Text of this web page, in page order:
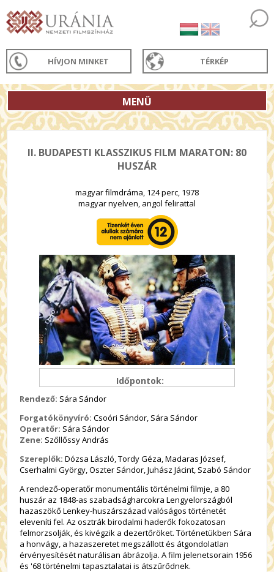
HÍVJON MINKET TÉRKÉP
MENÜ
II. BUDAPESTI KLASSZIKUS FILM MARATON: 80
HUSZÁR
magyar filmdráma, 124 perc, 1978
magyar nyelven, angol felirattal
Időpontok:
Rendező: Sára Sándor
Forgatókönyvíró: Csoóri Sándor, Sára Sándor
Operatőr: Sára Sándor
Zene: Szőllőssy András
Szereplők: Dózsa László, Tordy Géza, Madaras József,
Cserhalmi György, Oszter Sándor, Juhász Jácint, Szabó Sándor
A rendező-operatőr monumentális történelmi filmje, a 80
huszár az 1848-as szabadságharcokra Lengyelországból
hazaszökő Lenkey-huszárszázad valóságos történetét
eleveníti fel. Az osztrák birodalmi haderők fokozatosan
felmorzsolják, és kivégzik a dezertőröket. Történetükben Sára
a honvágy, a hazaszeretet megszállott és átgondolatlan
érvényesítését naturálisan ábrázolja. A film jelenetsorain 1956
és '68 történelmi tapasztalatai is átszűrődnek.